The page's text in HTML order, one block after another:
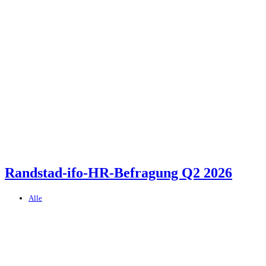
Randstad-ifo-HR-Befragung Q2 2026
Alle